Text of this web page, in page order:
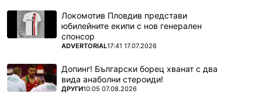
Локомотив Пловдив представи
юбилейните екипи с нов генерален
спонсор
ПОВЕЧЕ ОТ
ADVERTORIAL17:41 17.07.2026
Допинг! Български борец хванат с два
вида анаболни стероиди!
ПОВЕЧЕ ОТ
ДРУГИ10:05 07.08.2026